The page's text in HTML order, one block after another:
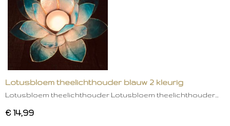
Lotusbloem theelichthouder blauw 2 kleurig
Lotusbloem theelichthouder Lotusbloem theelichthouder…
€ 14,99